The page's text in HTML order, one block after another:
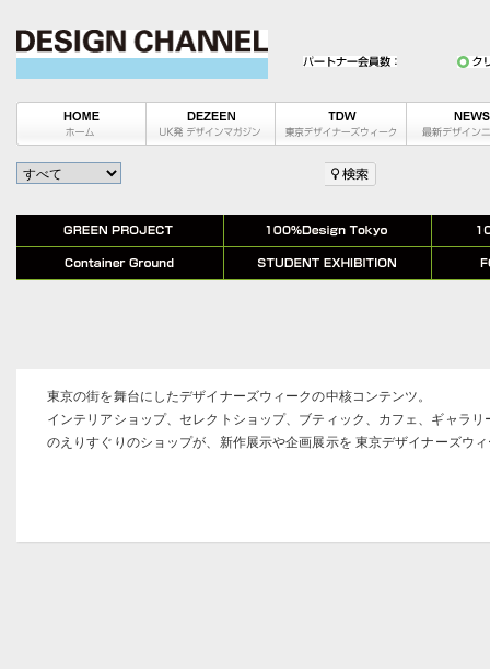
東京の街を舞台にしたデザイナーズウィークの中核コンテンツ。
インテリアショップ、セレクトショップ、ブティック、カフェ、ギャラ
のえりすぐりのショップが、新作展示や企画展示を 東京デザイナーズウ